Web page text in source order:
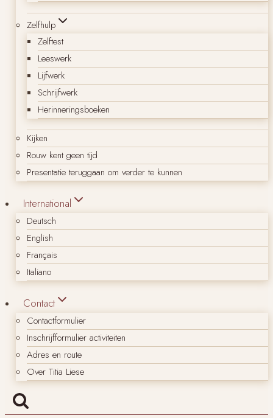
Zelfhulp
Zelftest
Leeswerk
Lijfwerk
Schrijfwerk
Herinneringsboeken
Kijken
Rouw kent geen tijd
Presentatie teruggaan om verder te kunnen
International
Deutsch
English
Français
Italiano
Contact
Contactformulier
Inschrijfformulier activiteiten
Adres en route
Over Titia Liese